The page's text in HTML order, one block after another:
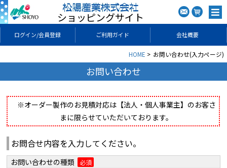
ショッピングサイト
ログイン/会員登録 ご利用ガイド 会社概要
HOME お問い合わせ(入力ページ)
お問い合わせ
※オーダー製作のお見積対応は【法人・個人事業主】のお客さ
まに限らせていただいております。
お問合せ内容を入力してください。
お問い合わせの種類 必須